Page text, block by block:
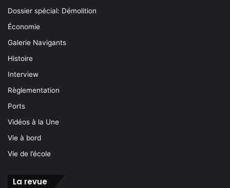
Dossier spécial: Démolition
Économie
Galerie Navigants
Histoire
Interview
Règlementation
Ports
Vidéos à la Une
Vie à bord
Vie de l’école
La revue